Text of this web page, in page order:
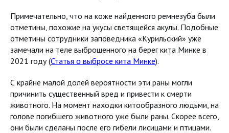
Примечательно, что на коже найденного ремнезуба были
отметины, похожие на укусы светящейся акулы. Подобные
отметины сотрудники заповедника «Курильский» уже
замечали на теле выброшенного на берег кита Минке в
2021 году (Статья о выбросе кита Минке).
С крайне малой долей вероятности эти раны могли
причинить существенный вред и привести к смерти
животного. На момент находки китообразного людьми, на
голове погибшего животного уже были раны. Скорее всего,
они были сделаны после его гибели лисицами и птицами.